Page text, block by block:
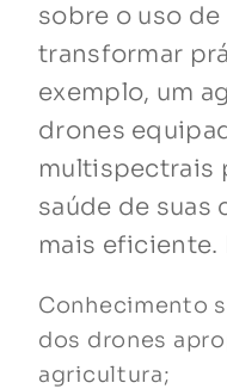
sobre o uso
transformar
exemplo, um
drones
multispectrais
saúde de suas
mais eficiente.
Conhecimento
dos drones
agricultura;